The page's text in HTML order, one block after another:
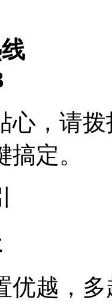
心，请
定。
优越，